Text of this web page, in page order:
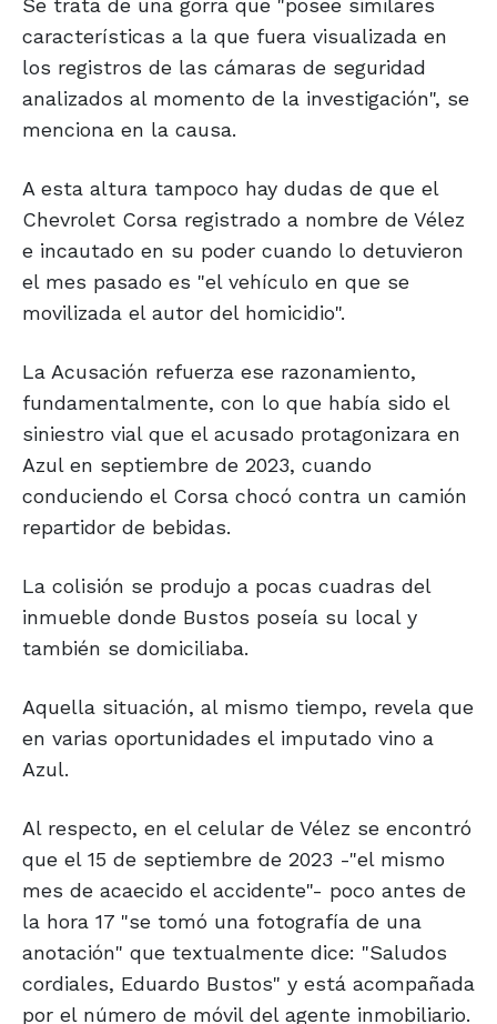
Se trata de una gorra que "posee similares
características a la que fuera visualizada en
los registros de las cámaras de seguridad
analizados al momento de la investigación", se
menciona en la causa.
A esta altura tampoco hay dudas de que el
Chevrolet Corsa registrado a nombre de Vélez
e incautado en su poder cuando lo detuvieron
el mes pasado es "el vehículo en que se
movilizada el autor del homicidio".
La Acusación refuerza ese razonamiento,
fundamentalmente, con lo que había sido el
siniestro vial que el acusado protagonizara en
Azul en septiembre de 2023, cuando
conduciendo el Corsa chocó contra un camión
repartidor de bebidas.
La colisión se produjo a pocas cuadras del
inmueble donde Bustos poseía su local y
también se domiciliaba.
Aquella situación, al mismo tiempo, revela que
en varias oportunidades el imputado vino a
Azul.
Al respecto, en el celular de Vélez se encontró
que el 15 de septiembre de 2023 -"el mismo
mes de acaecido el accidente"- poco antes de
la hora 17 "se tomó una fotografía de una
anotación" que textualmente dice: "Saludos
cordiales, Eduardo Bustos" y está acompañada
por el número de móvil del agente inmobiliario.